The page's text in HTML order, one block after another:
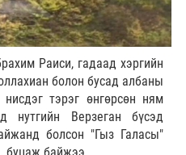
Раиси, гадаад хэргийн
болон бусад албаны
тэрэг өнгөрсөн ням
нутгийн Верзеган бүсэд
болсон "Гыз Галасы"
буцаж байжээ.